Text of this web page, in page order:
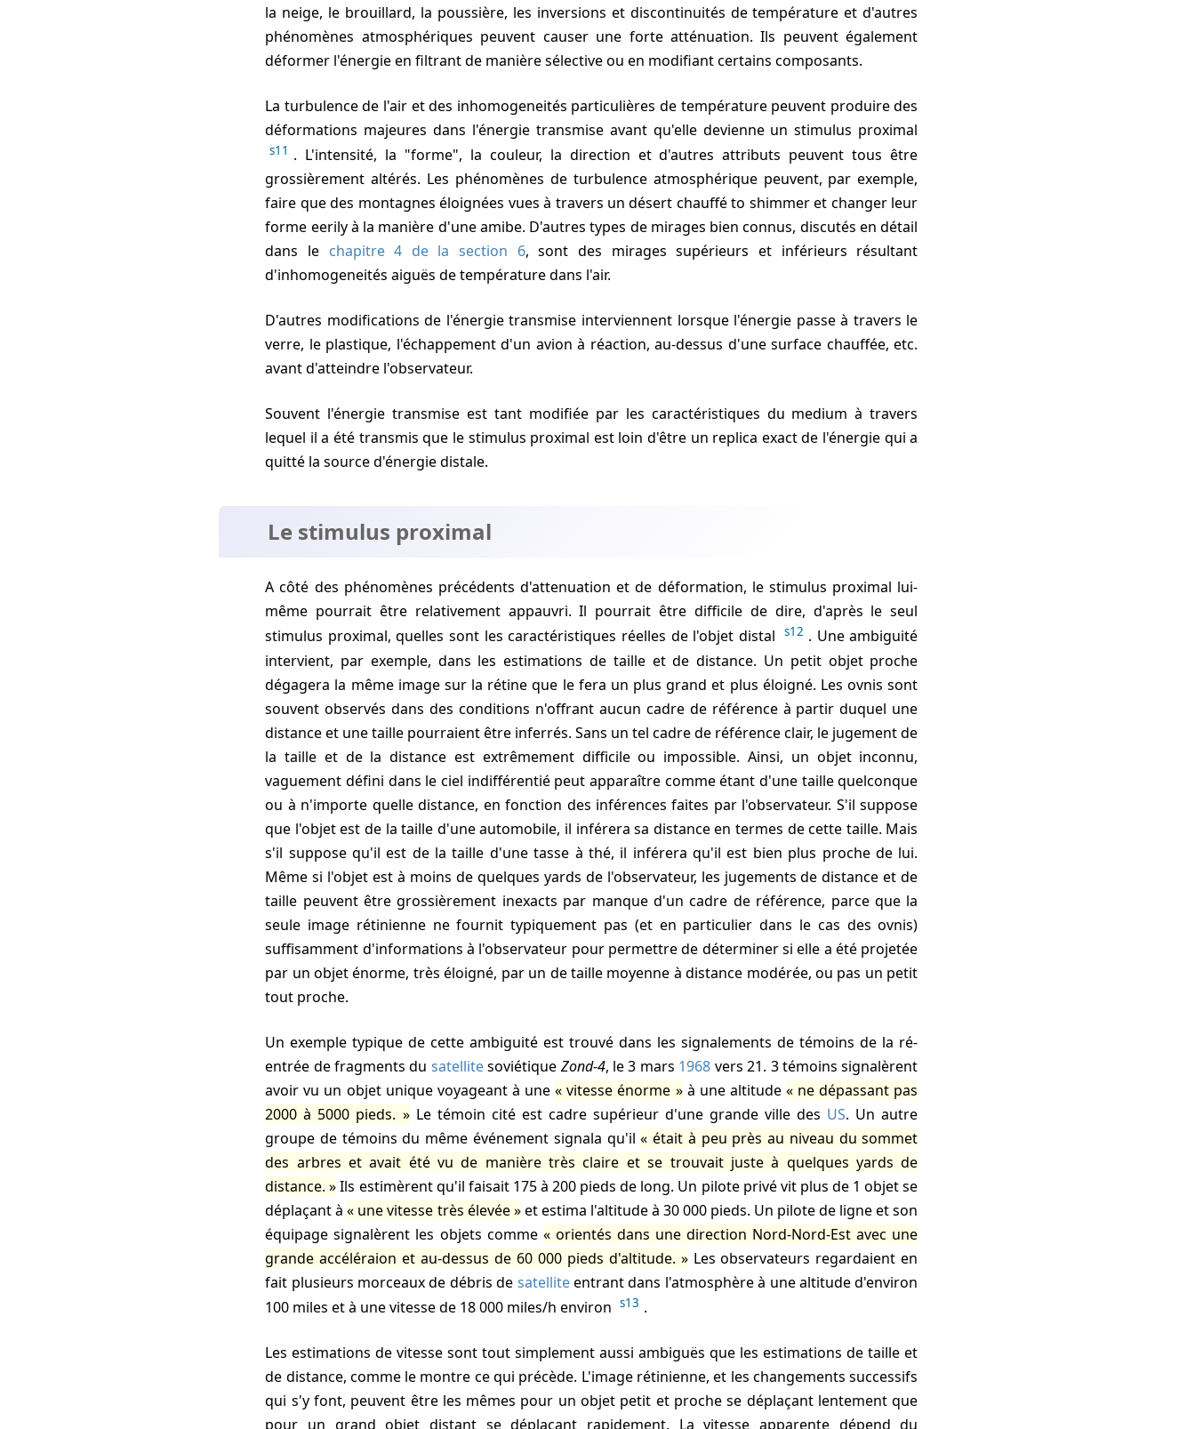
la neige, le brouillard, la poussière, les inversions et discontinuités de température et d'autres
phénomènes atmosphériques peuvent causer une forte atténuation. Ils peuvent également
déformer l'énergie en filtrant de manière sélective ou en modifiant certains composants.
La turbulence de l'air et des inhomogeneités particulières de température peuvent produire des
déformations majeures dans l'énergie transmise avant qu'elle devienne un stimulus proximal
s11 . L'intensité, la "forme", la couleur, la direction et d'autres attributs peuvent tous être
grossièrement altérés. Les phénomènes de turbulence atmosphérique peuvent, par exemple,
faire que des montagnes éloignées vues à travers un désert chauffé to shimmer et changer leur
forme eerily à la manière d'une amibe. D'autres types de mirages bien connus, discutés en détail
dans le chapitre 4 de la section 6, sont des mirages supérieurs et inférieurs résultant
d'inhomogeneités aiguës de température dans l'air.
D'autres modifications de l'énergie transmise interviennent lorsque l'énergie passe à travers le
verre, le plastique, l'échappement d'un avion à réaction, au-dessus d'une surface chauffée, etc.
avant d'atteindre l'observateur.
Souvent l'énergie transmise est tant modifiée par les caractéristiques du medium à travers
lequel il a été transmis que le stimulus proximal est loin d'être un replica exact de l'énergie qui a
quitté la source d'énergie distale.
Le stimulus proximal
A côté des phénomènes précédents d'attenuation et de déformation, le stimulus proximal lui-
même pourrait être relativement appauvri. Il pourrait être difficile de dire, d'après le seul
stimulus proximal, quelles sont les caractéristiques réelles de l'objet distal
s12 . Une ambiguité
intervient, par exemple, dans les estimations de taille et de distance. Un petit objet proche
dégagera la même image sur la rétine que le fera un plus grand et plus éloigné. Les ovnis sont
souvent observés dans des conditions n'offrant aucun cadre de référence à partir duquel une
distance et une taille pourraient être inferrés. Sans un tel cadre de référence clair, le jugement de
la taille et de la distance est extrêmement difficile ou impossible. Ainsi, un objet inconnu,
vaguement défini dans le ciel indifférentié peut apparaître comme étant d'une taille quelconque
ou à n'importe quelle distance, en fonction des inférences faites par l'observateur. S'il suppose
que l'objet est de la taille d'une automobile, il inférera sa distance en termes de cette taille. Mais
s'il suppose qu'il est de la taille d'une tasse à thé, il inférera qu'il est bien plus proche de lui.
Même si l'objet est à moins de quelques yards de l'observateur, les jugements de distance et de
taille peuvent être grossièrement inexacts par manque d'un cadre de référence, parce que la
seule image rétinienne ne fournit typiquement pas (et en particulier dans le cas des ovnis)
suffisamment d'informations à l'observateur pour permettre de déterminer si elle a été projetée
par un objet énorme, très éloigné, par un de taille moyenne à distance modérée, ou pas un petit
tout proche.
Un exemple typique de cette ambiguité est trouvé dans les signalements de témoins de la ré-
entrée de fragments du satellitesoviétique Zond-4, le 3 mars 1968 vers21. 3 témoins signalèrent
avoir vu un objet unique voyageant à une vitesse énorme à une altitude
ne dépassant pas
2000 à 5000 pieds.
Le témoin cité est cadre supérieur d'une grande ville des US. Un autre
groupe de témoins du même événement signala qu'il
était à peu près au niveau du sommet
des arbres et avait été vu de manière très claire et se trouvait juste à quelques yards de
distance.
Ils estimèrent qu'il faisait 175 à 200 pieds de long. Un pilote privé vit plus de 1 objet se
déplaçant à une vitesse très élevée et estima l'altitude à 30 000 pieds. Un pilote de ligne et son
équipage signalèrent les objets comme
orientés dans une direction Nord-Nord-Est avec une
grande accéléraion et au-dessus de 60 000 pieds d'altitude.
Les observateurs regardaient en
fait plusieurs morceaux de débris de satelliteentrant dans l'atmosphère à une altitude d'environ
100 miles et à une vitesse de 18 000 miles/h environ s13 .
Les estimations de vitesse sont tout simplement aussi ambiguës que les estimations de taille et
de distance, comme le montre ce qui précède. L'image rétinienne, et les changements successifs
qui s'y font, peuvent être les mêmes pour un objet petit et proche se déplaçant lentement que
pour un grand objet distant se déplaçant rapidement. La vitesse apparente dépend du